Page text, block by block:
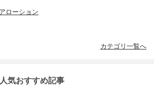
ローション
カテゴリ一覧へ
気おすすめ記事